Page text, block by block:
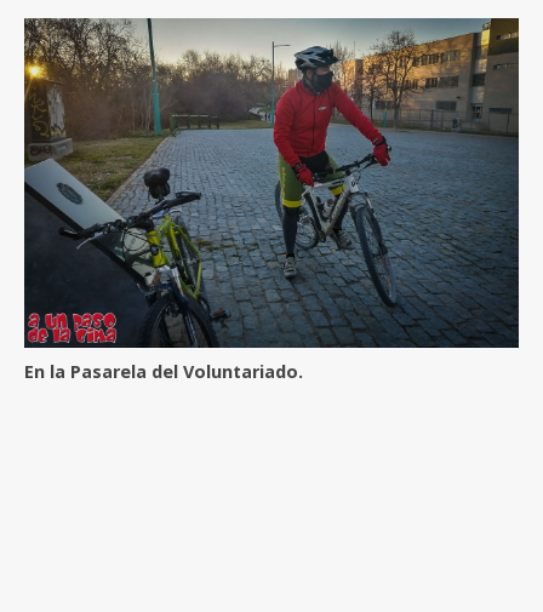
En la Pasarela del Voluntariado.